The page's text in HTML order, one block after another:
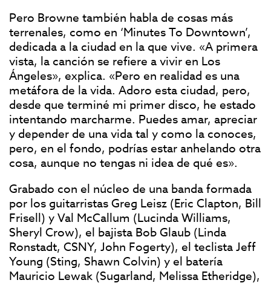
Pero Browne también habla de cosas más
terrenales, como en ‘Minutes To Downtown’,
dedicada a la ciudad en la que vive. «A primera
vista, la canción se refiere a vivir en Los
Ángeles», explica. «Pero en realidad es una
metáfora de la vida. Adoro esta ciudad, pero,
desde que terminé mi primer disco, he estado
intentando marcharme. Puedes amar, apreciar
y depender de una vida tal y como la conoces,
pero, en el fondo, podrías estar anhelando otra
cosa, aunque no tengas ni idea de qué es».
Grabado con el núcleo de una banda formada
por los guitarristas Greg Leisz (Eric Clapton, Bill
Frisell) y Val McCallum (Lucinda Williams,
Sheryl Crow), el bajista Bob Glaub (Linda
Ronstadt, CSNY, John Fogerty), el teclista Jeff
Young (Sting, Shawn Colvin) y el batería
Mauricio Lewak (Sugarland, Melissa Etheridge),